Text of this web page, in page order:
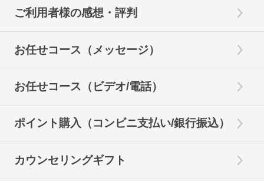
ご利用者様の感想・評判
お任せコース（メッセージ）
お任せコース（ビデオ/電話）
ポイント購入（コンビニ支払い/銀行振込）
カウンセリングギフト